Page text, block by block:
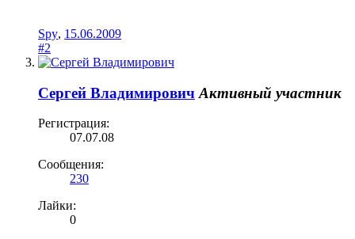
Spy, 15.06.2009
#2
Сергей Владимирович Активный участник
Регистрация:
07.07.08
Сообщения:
230
Лайки:
0